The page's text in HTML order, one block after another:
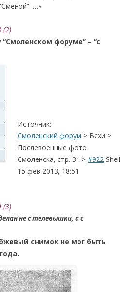
…».
(2)
“Смоленском форуме” – “с
Источник:
Смоленский форум > Вехи >
Послевоенные фото
Смоленска, стр. 31 > #922 Shell
15 фев 2013, 18:51
(3)
не с телевышки, а с
снимок не мог быть